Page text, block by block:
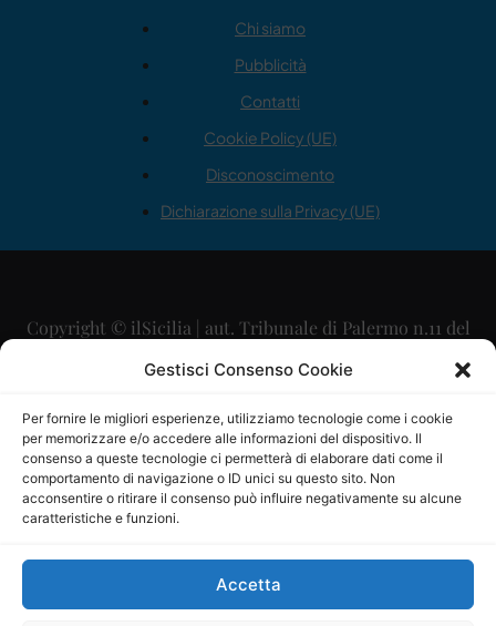
Gestisci Consenso Cookie
Per fornire le migliori esperienze, utilizziamo tecnologie come i cookie
per memorizzare e/o accedere alle informazioni del dispositivo. Il
consenso a queste tecnologie ci permetterà di elaborare dati come il
comportamento di navigazione o ID unici su questo sito. Non
acconsentire o ritirare il consenso può influire negativamente su alcune
caratteristiche e funzioni.
Accetta
Chi siamo
Pubblicità
Contatti
Cookie Policy (UE)
Disconoscimento
Dichiarazione sulla Privacy (UE)
Copyright © ilSicilia | aut. Tribunale di Palermo n.11 del
29/09/2015
Direttore Editoriale: Maurizio Scaglione
Direttore Responsabile: Maria Calabrese
P.IVA: 06334930820
Mercurio Comunicazione Società Cooperativa a r.l. è